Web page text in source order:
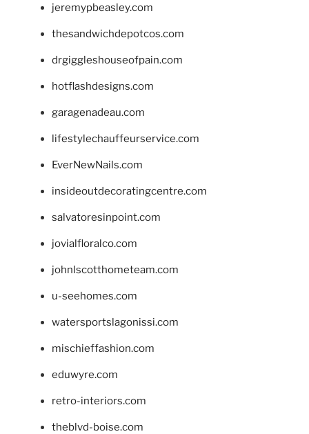
jeremypbeasley.com
thesandwichdepotcos.com
drgiggleshouseofpain.com
hotflashdesigns.com
garagenadeau.com
lifestylechauffeurservice.com
EverNewNails.com
insideoutdecoratingcentre.com
salvatoresinpoint.com
jovialfloralco.com
johnlscotthometeam.com
u-seehomes.com
watersportslagonissi.com
mischieffashion.com
eduwyre.com
retro-interiors.com
theblvd-boise.com